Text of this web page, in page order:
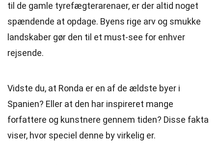
til de gamle tyrefægterarenaer, er der altid noget
spændende at opdage. Byens rige arv og smukke
landskaber gør den til et must-see for enhver
rejsende.
Vidste du, at Ronda er en af de ældste byer i
Spanien? Eller at den har inspireret mange
forfattere og kunstnere gennem tiden? Disse fakta
viser, hvor speciel denne by virkelig er.